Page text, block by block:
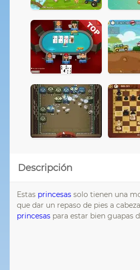
Descripción
Estas princesas solo tienen una
que dar un repaso de pies a
princesas para estar bien guapas